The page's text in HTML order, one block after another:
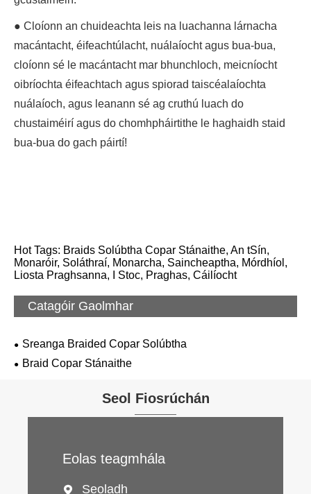
● Cloíonn an chuideachta leis na luachanna lárnacha
macántacht, éifeachtúlacht, nuálaíocht agus bua-bua,
cloíonn sé le macántacht mar bhunchloch, meicníocht
oibríochta éifeachtach agus spiorad taiscéalaíochta
nuálaíoch, agus leanann sé ag cruthú luach do
chustaiméirí agus do chomhpháirtithe le haghaidh staid
bua-bua do gach páirtí!
Hot Tags: Braids Solúbtha Copar Stánaithe, An tSín,
Monaróir, Soláthraí, Monarcha, Saincheaptha, Mórdhíol,
Liosta Praghsanna, I Stoc, Praghas, Cáilíocht
Catagóir Gaolmhar
Sreanga Braided Copar Solúbtha
Braid Copar Stánaithe
Seol Fiosrúchán
Eolas teagmhála
 Seoladh